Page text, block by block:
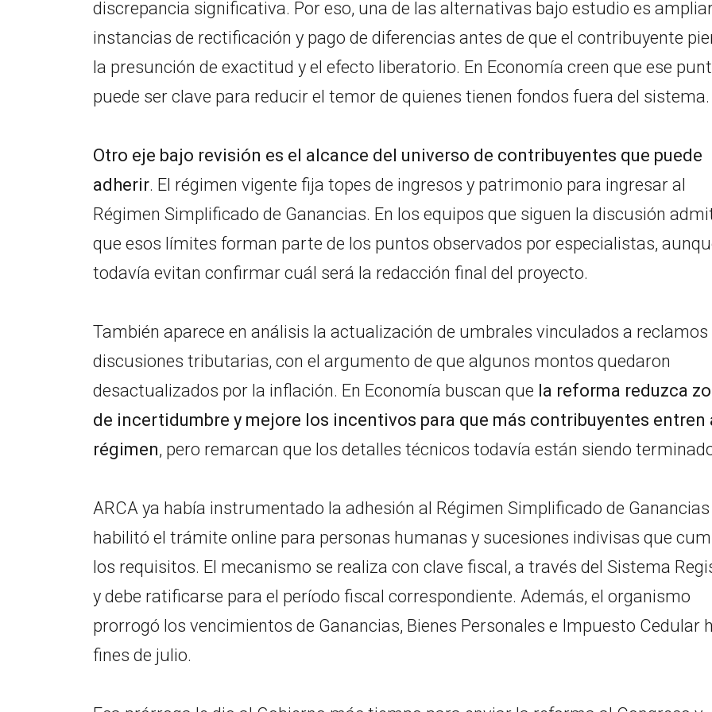
discrepancia significativa. Por eso, una de las alternativas bajo estudio es
instancias de rectificación y pago de diferencias antes de que el contribuyente
la presunción de exactitud y el efecto liberatorio. En Economía creen que ese
puede ser clave para reducir el temor de quienes tienen fondos fuera del sistema.
Otro eje bajo revisión es el alcance del universo de contribuyentes que puede
adherir. El régimen vigente fija topes de ingresos y patrimonio para ingresar al
Régimen Simplificado de Ganancias. En los equipos que siguen la discusión
que esos límites forman parte de los puntos observados por especialistas,
todavía evitan confirmar cuál será la redacción final del proyecto.
También aparece en análisis la actualización de umbrales vinculados a reclamos
discusiones tributarias, con el argumento de que algunos montos quedaron
desactualizados por la inflación. En Economía buscan que la reforma reduzca
de incertidumbre y mejore los incentivos para que más contribuyentes entren
régimen, pero remarcan que los detalles técnicos todavía están siendo
ARCA ya había instrumentado la adhesión al Régimen Simplificado de Ganancias
habilitó el trámite online para personas humanas y sucesiones indivisas que
los requisitos. El mecanismo se realiza con clave fiscal, a través del Sistema
y debe ratificarse para el período fiscal correspondiente. Además, el organismo
prorrogó los vencimientos de Ganancias, Bienes Personales e Impuesto Cedular
fines de julio.